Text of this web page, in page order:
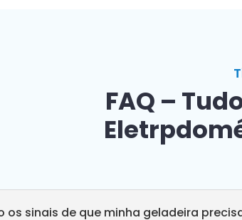
FAQ –
os sinais de que minha geladeira